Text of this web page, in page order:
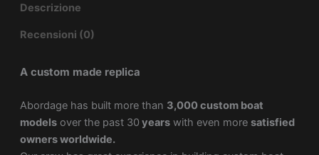
Descrizione
Recensioni (0)
A custom made replica
Abordage has built more than 3,000 custom boat
modelsover the past 30 yearswith even more satisfied
owners worldwide.